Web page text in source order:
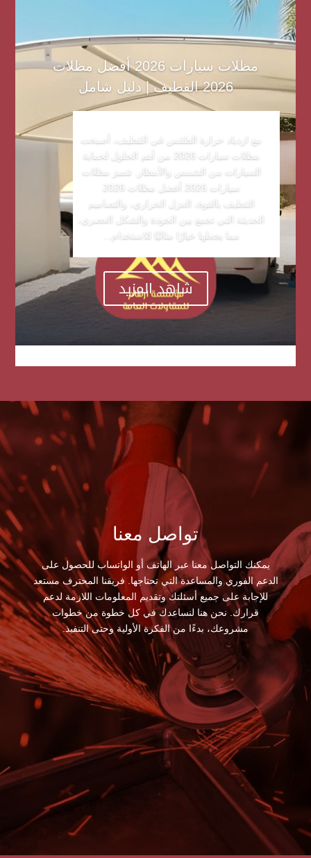
مظلات سيارات 2026 أفضل مظلات
2026 القطيف | دليل شامل
مع ازدياد حرارة الطقس في القطيف، أصبحت
مظلات سيارات 2026 من أهم الحلول لحماية
السيارات من الشمس والأمطار. تتميز مظلات
سيارات 2026 أفضل مظلات 2026
القطيف بالقوة، العزل الحراري، والتصاميم
الحديثة التي تجمع بين الجودة والشكل العصري،
مما يجعلها خيارًا مثاليًا للاستخدام...
شاهد المزيد
تواصل معنا
يمكنك التواصل معنا عبر الهاتف أو الواتساب للحصول على
الدعم الفوري والمساعدة التي تحتاجها. فريقنا المحترف مستعد
للإجابة على جميع أسئلتك وتقديم المعلومات اللازمة لدعم
قرارك. نحن هنا لنساعدك في كل خطوة من خطوات
مشروعك، بدءًا من الفكرة الأولية وحتى التنفيذ.